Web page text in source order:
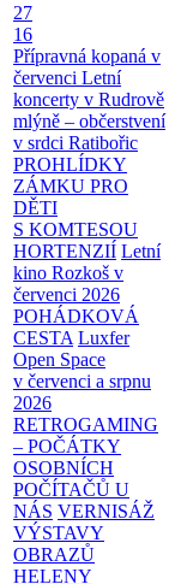
27
16
Přípravná kopaná v
červenci Letní
koncerty v Rudrově
mlýně – občerstvení
v srdci Ratibořic
PROHLÍDKY
ZÁMKU PRO
DĚTI
S KOMTESOU
HORTENZIÍ Letní
kino Rozkoš v
červenci 2026
POHÁDKOVÁ
CESTA Luxfer
Open Space
v červenci a srpnu
2026
RETROGAMING
– POČÁTKY
OSOBNÍCH
POČÍTAČŮ U
NÁS VERNISÁŽ
VÝSTAVY
OBRAZŮ
HELENY